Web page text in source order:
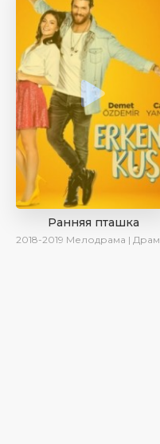
Ранняя пташка
2018-2019 Мелодрама | Драма | Комедия | SesDizi | Ирина Котова